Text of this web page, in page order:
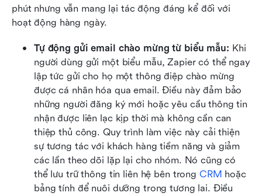
phút nhưng vẫn mang lại tác động đáng kể đối với
hoạt động hàng ngày.
Tự động gửi email chào mừng từ biểu mẫu: Khi
người dùng gửi một biểu mẫu, Zapier có thể ngay
lập tức gửi cho họ một thông điệp chào mừng
được cá nhân hóa qua email. Điều này đảm bảo
những người đăng ký mới hoặc yêu cầu thông tin
nhận được liên lạc kịp thời mà không cần can
thiệp thủ công. Quy trình làm việc này cải thiện
sự tương tác với khách hàng tiềm năng và giảm
các lần theo dõi lặp lại cho nhóm. Nó cũng có
thể lưu trữ thông tin liên hệ bên trong CRM hoặc
bảng tính để nuôi dưỡng trong tương lai. Điều